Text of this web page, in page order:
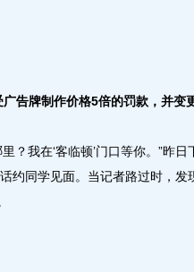
告牌制作价格5倍的罚款，并变
我在‘客临顿’门口等你。”昨日
约同学见面。当记者路过时，发